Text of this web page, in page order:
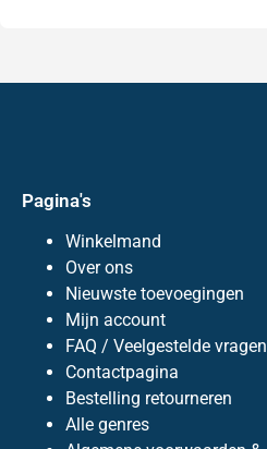
Pagina's
Winkelmand
Over ons
Nieuwste toevoegingen
Mijn account
FAQ / Veelgestelde vragen
Contactpagina
Bestelling retourneren
Alle genres